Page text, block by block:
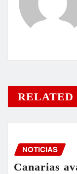
RELATED
NOTICIAS
Canarias